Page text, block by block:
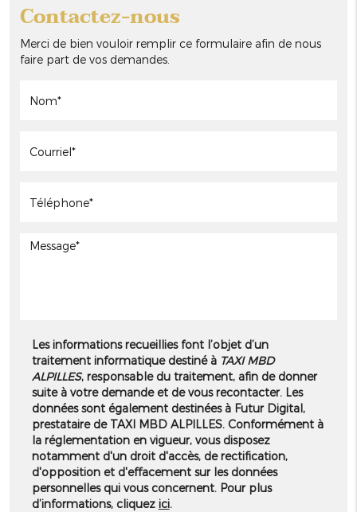
Contactez-nous
Merci de bien vouloir remplir ce formulaire afin de nous
faire part de vos demandes.
Les informations recueillies font l’objet d’un
traitement informatique destiné àTAXI MBD
ALPILLES, responsable du traitement, afin de donner
suite à votre demande et de vous recontacter. Les
données sont également destinées à Futur Digital,
prestataire de TAXI MBD ALPILLES. Conformément à
la réglementation en vigueur, vous disposez
notamment d'un droit d'accès, de rectification,
d'opposition et d'effacement sur les données
personnelles qui vous concernent. Pour plus
d’informations, cliquez ici.